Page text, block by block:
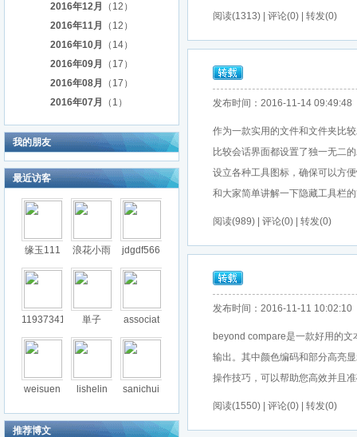
2016年12月
（12）
2016年11月
（12）
2016年10月
（14）
2016年09月
（17）
2016年08月
（17）
2016年07月
（1）
我的朋友
最近访客
缘玉111 浪花小雨 jdgdf566
11937341 単子 associat
weisuen lishelin sanichui
推荐博文
阅读(1313) | 评论(0) | 转发(0)
发布时间：2016-11-14 09:49:48
作为一款实用的文件和文件夹比
比较会话界面都设置了独一无二
设立各种工具图标，确保可以方
和大家简单讲解一下隐藏工具栏
阅读(989) | 评论(0) | 转发(0)
发布时间：2016-11-11 10:02:10
beyond compare是一款好用的文
输出。其中颜色编码和部分高亮
操作技巧，可以帮助您高效并且
阅读(1550) | 评论(0) | 转发(0)